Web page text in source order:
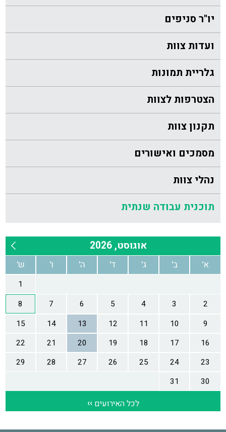
יו"ר סניפים
ועדות צוות
גלריית תמונות
הצטרפות לצוות
תקנון צוות
מסמכים ואישורים
נהלי צוות
תוכנית עבודה שנתית